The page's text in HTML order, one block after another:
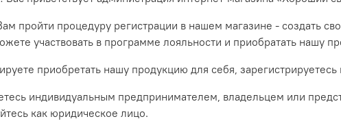
пройти процедуру регистрации в нашем магазине - создать
участвовать в программе лояльности и приобратать нашу
приобретать нашу продукцию для себя,
индивидуальным предпринимателем, владельцем или
как юридическое лицо.